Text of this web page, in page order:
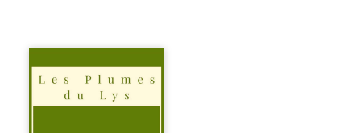
Trois récits, trois
existences saisies
à l’instant où tout
bascule. Une